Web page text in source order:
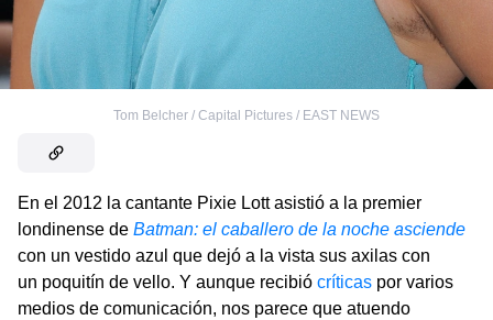
Tom Belcher / Capital Pictures / EAST NEWS
En el 2012 la cantante Pixie Lott asistió a la premier
londinense de Batman: el caballero de la noche asciende
con un vestido azul que dejó a la vista sus axilas con
un poquitín de vello. Y aunque recibió críticas por varios
medios de comunicación, nos parece que atuendo